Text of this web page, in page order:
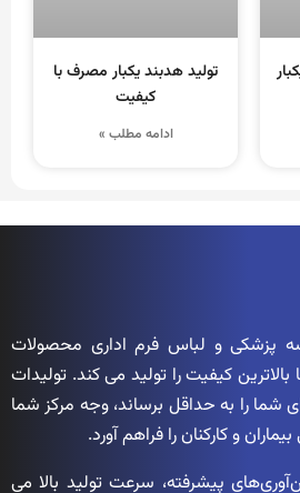
تولید هدبند یکبار مصرف با
کیفیت
ادامه مطلب »
پزشکی و لباس فرم اداری محصولات
کیفیت را تولید می کند. تولیدات
شما را به حداقل برساند، وجه مرکز شما
و کارکنان را فراهم آورد.
پیشرفته، سرعت تولید بالا می